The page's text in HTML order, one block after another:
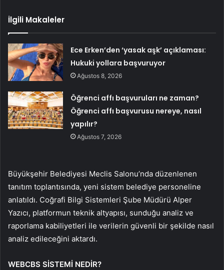
İlgili Makaleler
Ece Erken’den ‘yasak aşk’ açıklaması:
Hukuki yollara başvuruyor
Ağustos 8, 2026
Öğrenci affı başvuruları ne zaman?
Öğrenci affı başvurusu nereye, nasıl
yapılır?
Ağustos 7, 2026
Büyükşehir Belediyesi Meclis Salonu’nda düzenlenen
tanıtım toplantısında, yeni sistem belediye personeline
anlatıldı. Coğrafi Bilgi Sistemleri Şube Müdürü Alper
Yazıcı, platformun teknik altyapısı, sunduğu analiz ve
raporlama kabiliyetleri ile verilerin güvenli bir şekilde nasıl
analiz edileceğini aktardı.
WEBCBS SİSTEMİ NEDİR?